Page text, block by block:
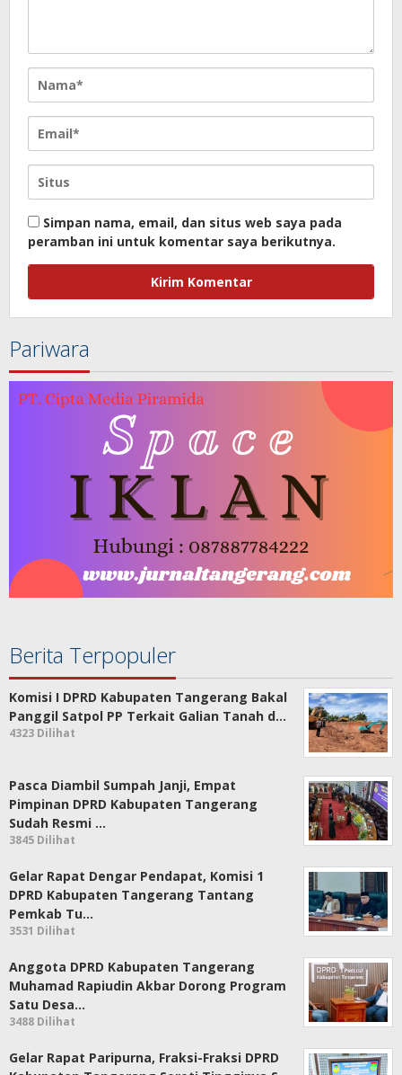
Simpan nama, email, dan situs web saya pada
peramban ini untuk komentar saya berikutnya.
Pariwara
Berita Terpopuler
Komisi I DPRD Kabupaten Tangerang Bakal
Panggil Satpol PP Terkait Galian Tanah d…
4323 Dilihat
Pasca Diambil Sumpah Janji, Empat
Pimpinan DPRD Kabupaten Tangerang
Sudah Resmi …
3845 Dilihat
Gelar Rapat Dengar Pendapat, Komisi 1
DPRD Kabupaten Tangerang Tantang
Pemkab Tu…
3531 Dilihat
Anggota DPRD Kabupaten Tangerang
Muhamad Rapiudin Akbar Dorong Program
Satu Desa…
3488 Dilihat
Gelar Rapat Paripurna, Fraksi-Fraksi DPRD